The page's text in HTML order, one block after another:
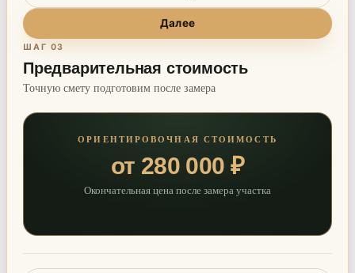
Далее
ШАГ 03
Предварительная стоимость
Точную смету подготовим после замера
ОРИЕНТИРОВОЧНАЯ СТОИМОСТЬ
от 280 000 ₽
Окончательная цена после замера участка